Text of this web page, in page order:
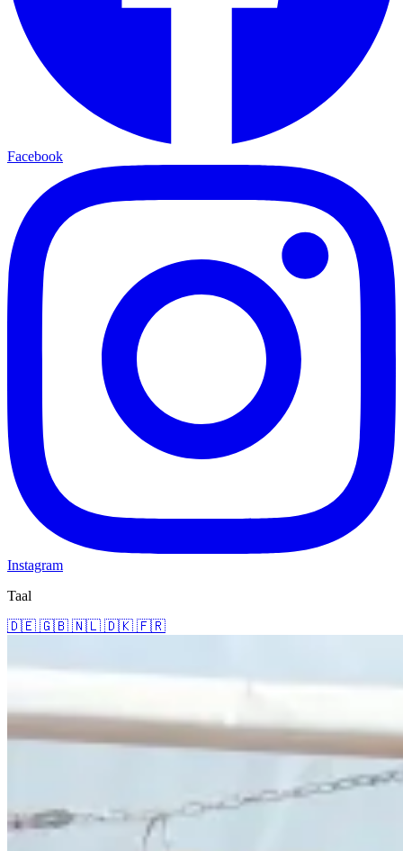
Facebook
Instagram
Taal
🇩🇪 🇬🇧 🇳🇱 🇩🇰 🇫🇷